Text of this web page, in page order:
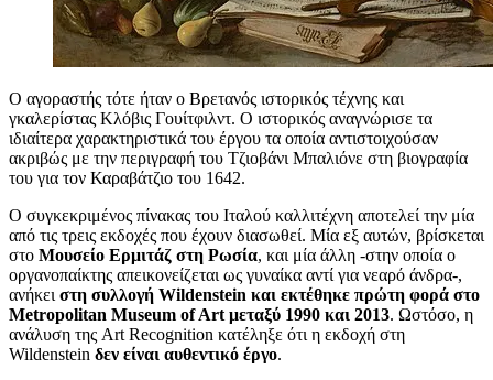
Ο αγοραστής τότε ήταν ο Βρετανός ιστορικός τέχνης και
γκαλερίστας Κλόβις Γουίτφιλντ. Ο ιστορικός αναγνώρισε τα
ιδιαίτερα χαρακτηριστικά του έργου τα οποία αντιστοιχούσαν
ακριβώς με την περιγραφή του Τζιοβάνι Μπαλιόνε στη βιογραφία
του για τον Καραβάτζιο του 1642.
Ο συγκεκριμένος πίνακας του Ιταλού καλλιτέχνη αποτελεί την μία
από τις τρεις εκδοχές που έχουν διασωθεί. Μία εξ αυτών, βρίσκεται
στο Μουσείο Ερμιτάζ στη Ρωσία, και μία άλλη -στην οποία ο
οργανοπαίκτης απεικονείζεται ως γυναίκα αντί για νεαρό άνδρα-,
ανήκει στη συλλογή Wildenstein και εκτέθηκε πρώτη φορά στο
Metropolitan Museum of Art μεταξύ 1990 και 2013. Ωστόσο, η
ανάλυση της Art Recognition κατέληξε ότι η εκδοχή στη
Wildenstein δεν είναι αυθεντικό έργο.